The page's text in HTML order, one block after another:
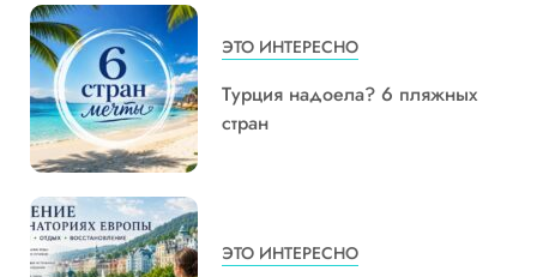
ЭТО ИНТЕРЕСНО
Турция надоела? 6 пляжных
стран
ЭТО ИНТЕРЕСНО